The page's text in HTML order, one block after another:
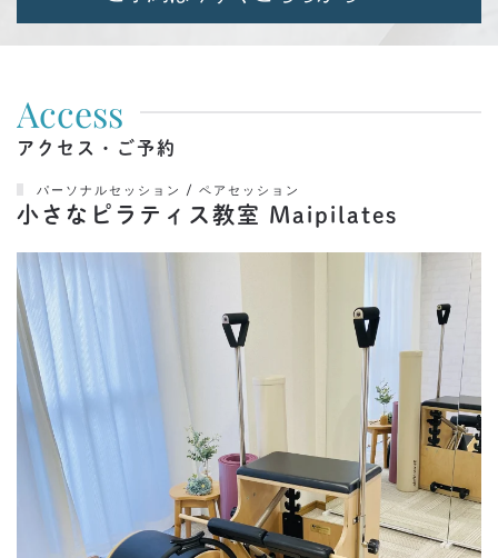
Access
アクセス・ご予約
パーソナルセッション / ペアセッション
小さなピラティス教室 Maipilates